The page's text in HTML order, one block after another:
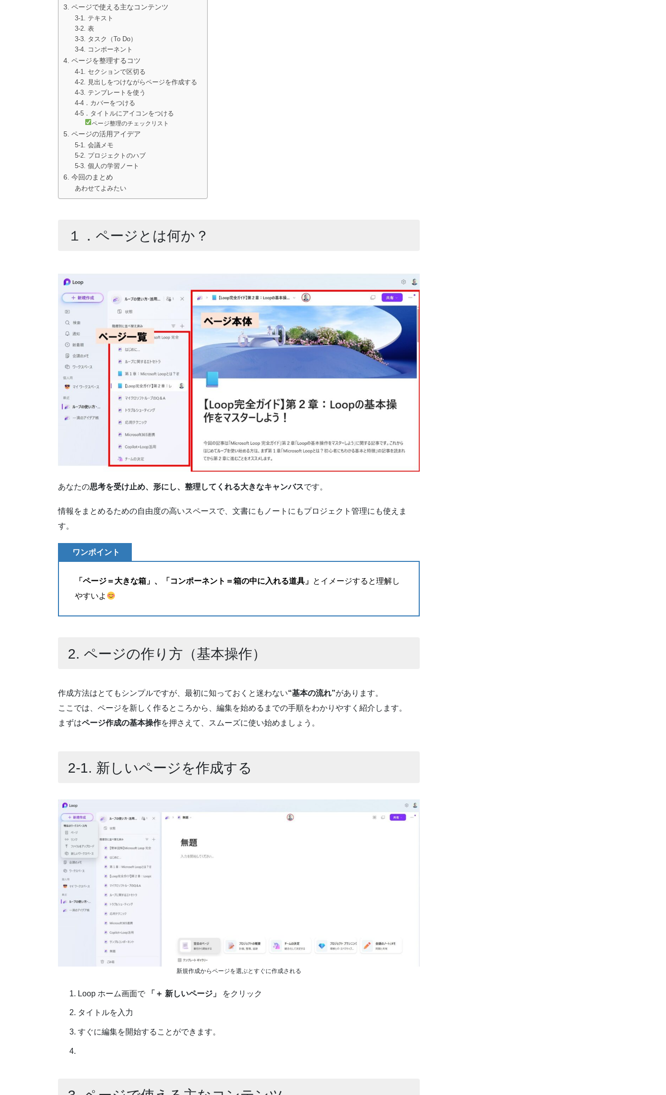
3. ページで使える主なコンテンツ
3-1. テキスト
3-2. 表
3-3. タスク（To Do）
3-4. コンポーネント
4. ページを整理するコツ
4-1. セクションで区切る
4-2. 見出しをつけながらページを作成する
4-3. テンプレートを使う
4‐4．カバーをつける
4‐5．タイトルにアイコンをつける
ページ整理のチェックリスト
5. ページの活用アイデア
5-1. 会議メモ
5-2. プロジェクトのハブ
5-3. 個人の学習ノート
6. 今回のまとめ
あわせてよみたい
１．ページとは何か？
あなたの思考を受け止め、形にし、整理してくれる大きなキャンバスです。
情報をまとめるための自由度の高いスペースで、文書にもノートにもプロジェクト管理にも使えま
す。
ワンポイント
「ページ＝大きな箱」、「コンポーネント＝箱の中に入れる道具」 とイメージすると理解し
やすいよ
2. ページの作り方（基本操作）
作成方法はとてもシンプルですが、最初に知っておくと迷わない“基本の流れ”があります。
ここでは、ページを新しく作るところから、編集を始めるまでの手順をわかりやすく紹介します。
まずはページ作成の基本操作を押さえて、スムーズに使い始めましょう。
2-1. 新しいページを作成する
新規作成からページを選ぶとすぐに作成される
Loop ホーム画面で 「＋ 新しいページ」 をクリック
タイトルを入力
すぐに編集を開始することができます。